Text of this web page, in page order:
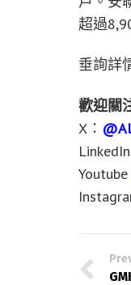
超過
垂詢詳
歡迎關
X：
LinkedIn
Youtube